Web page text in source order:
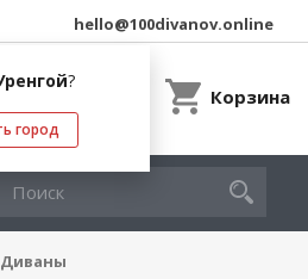
?
город
hello@100divanov.online
Корзина
Диваны